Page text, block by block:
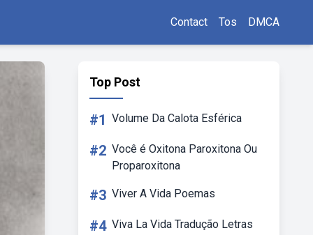
Contact Tos DMCA
Top Post
#1 Volume Da Calota Esférica
#2 Você é Oxitona Paroxitona Ou
Proparoxitona
#3 Viver A Vida Poemas
#4 Viva La Vida Tradução Letras